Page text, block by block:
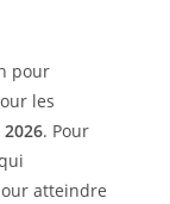
pour
les
. Pour
atteindre